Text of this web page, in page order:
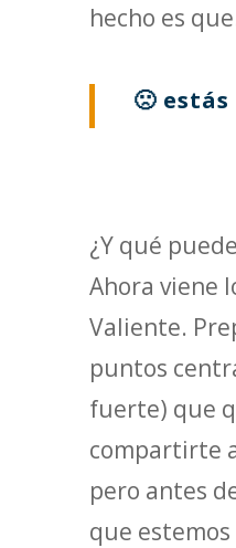
hecho es
🙁
¿Y qué
Ahora viene
Valiente.
puntos
fuerte) que
compartirte
pero antes
que